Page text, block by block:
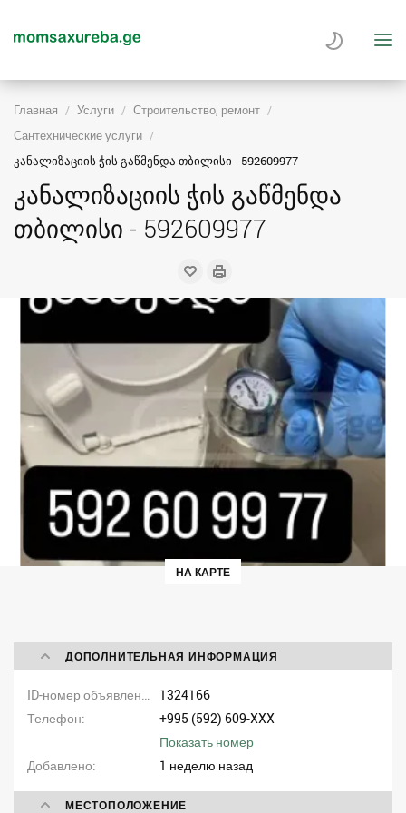
Главная Услуги
Строительство, ремонт
Сантехнические услуги
კანალიზაციის ჭის გაწმენდა თბილისი - 592609977
კანალიზაციის ჭის გაწმენდა
თბილისი - 592609977
НА КАРТЕ
ДОПОЛНИТЕЛЬНАЯ ИНФОРМАЦИЯ
1324166
Телефон
+995 (592) 609-XXX
Показать номер
Добавлено
1 неделю назад
МЕСТОПОЛОЖЕНИЕ